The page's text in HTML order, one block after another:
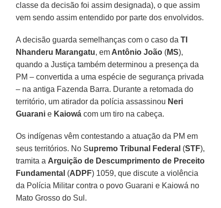
classe da decisão foi assim designada), o que assim
vem sendo assim entendido por parte dos envolvidos.
A decisão guarda semelhanças com o caso da TI
Nhanderu Marangatu, em Antônio João (MS),
quando a Justiça também determinou a presença da
PM – convertida a uma espécie de segurança privada
– na antiga Fazenda Barra. Durante a retomada do
território, um atirador da polícia assassinou Neri
Guarani e Kaiowá com um tiro na cabeça.
Os indígenas vêm contestando a atuação da PM em
seus territórios. No Supremo Tribunal Federal (STF),
tramita a Arguição de Descumprimento de Preceito
Fundamental (ADPF) 1059, que discute a violência
da Polícia Militar contra o povo Guarani e Kaiowá no
Mato Grosso do Sul.